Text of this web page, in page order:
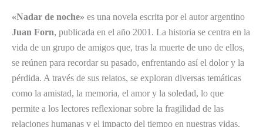
«Nadar de noche» es una novela escrita por el autor argentino
Juan Forn, publicada en el año 2001. La historia se centra en la
vida de un grupo de amigos que, tras la muerte de uno de ellos,
se reúnen para recordar su pasado, enfrentando así el dolor y la
pérdida. A través de sus relatos, se exploran diversas temáticas
como la amistad, la memoria, el amor y la soledad, lo que
permite a los lectores reflexionar sobre la fragilidad de las
relaciones humanas y el impacto del tiempo en nuestras vidas.